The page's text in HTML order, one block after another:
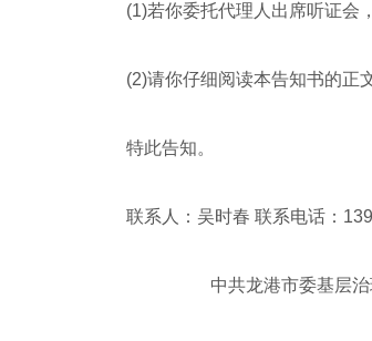
(1)若你委托代理人出席听证会，
(2)请你仔细阅读本告知书的正文
特此告知。
联系人：吴时春 联系电话：
中共龙港市委基层治理